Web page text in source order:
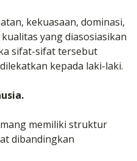
kekuasaan, dominasi,
yang diasosiasikan
sifat-sifat tersebut
kepada laki-laki.
memiliki struktur
dibandingkan